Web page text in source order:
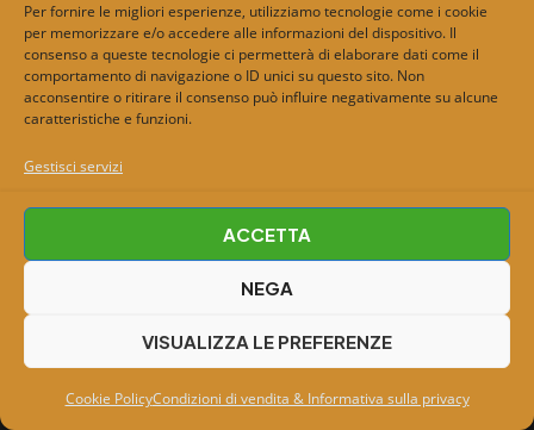
Per fornire le migliori esperienze, utilizziamo tecnologie come i cookie
per memorizzare e/o accedere alle informazioni del dispositivo. Il
consenso a queste tecnologie ci permetterà di elaborare dati come il
comportamento di navigazione o ID unici su questo sito. Non
acconsentire o ritirare il consenso può influire negativamente su alcune
caratteristiche e funzioni.
Gestisci servizi
ACCETTA
NEGA
VISUALIZZA LE PREFERENZE
Cookie PolicyCondizioni di vendita & Informativa sulla privacy
Copyright © 2026 Beerebel | birreria indipendente |
IDM srls P.IVA: 02426970972 |Cookie Policy|
Condizioni di vendita e Privacy Policy